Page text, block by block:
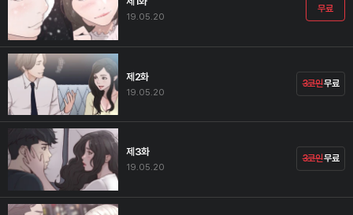
19.05.20
무료
제2화
19.05.20
3코인무료
제3화
19.05.20
3코인무료